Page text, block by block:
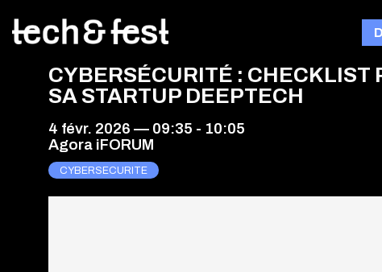
CYBERSÉCURITÉ : CHECKLIST
SA STARTUP DEEPTECH
4 févr. 2026 — 09:35 - 10:05
Agora iFORUM
CYBERSECURITE